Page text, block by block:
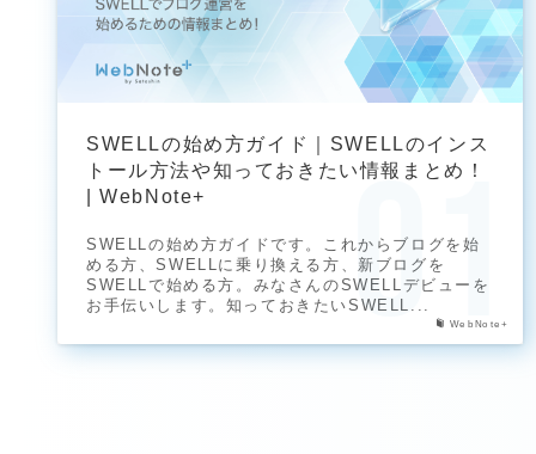
WebNote+
SWELLの始め方ガイド｜SWELLのインス
トール方法や知っておきたい情報まとめ！
| WebNote+
SWELLの始め方ガイドです。これからブログを始
める方、SWELLに乗り換える方、新ブログを
SWELLで始める方。みなさんのSWELLデビューを
お手伝いします。知っておきたいSWELL...